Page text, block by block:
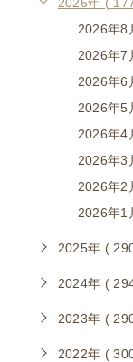
2026年8
2026年7
2026年6
2026年5
2026年4
2026年3
2026年2
2026年1
2025年 (
2024年 (
2023年 (
2022年 (